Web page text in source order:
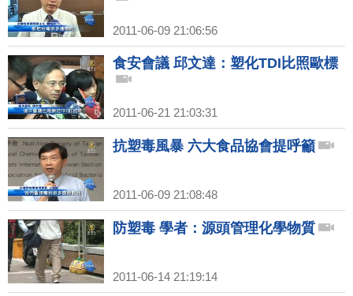
2011-06-09 21:06:56
食安會議 邱文達：塑化TDI比照歐標
2011-06-21 21:03:31
抗塑毒風暴 六大食品協會提呼籲
2011-06-09 21:08:48
防塑毒 學者：源頭管理化學物質
2011-06-14 21:19:14